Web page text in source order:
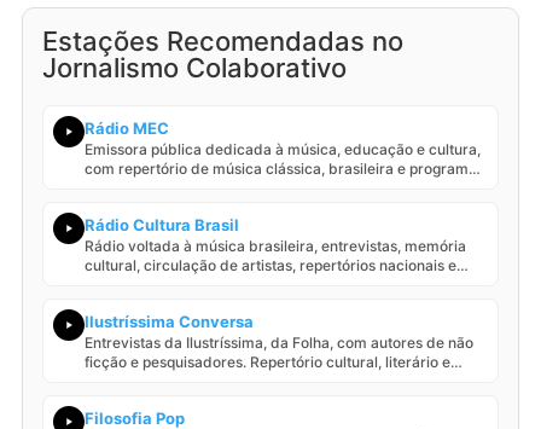
Estações Recomendadas no
Jornalismo Colaborativo
Rádio MEC
Emissora pública dedicada à música, educação e cultura,
com repertório de música clássica, brasileira e programas
Rádio Cultura Brasil
Rádio voltada à música brasileira, entrevistas, memória
cultural, circulação de artistas, repertórios nacionais e
Ilustríssima Conversa
Entrevistas da Ilustríssima, da Folha, com autores de não
ficção e pesquisadores. Repertório cultural, literário e
Filosofia Pop